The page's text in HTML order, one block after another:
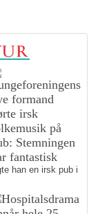
han en irsk pub i